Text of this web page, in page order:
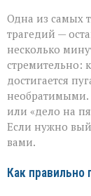
Одна из самых
трагедий —
несколько
стремительно:
достигается
необратимыми.
или «дело на
Если нужно
вами.
Как